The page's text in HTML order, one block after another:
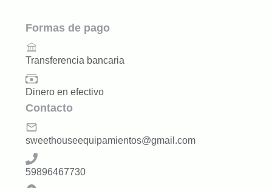
Formas de pago
Transferencia bancaria
Dinero en efectivo
Contacto
sweethouseequipamientos@gmail.com
59896467730